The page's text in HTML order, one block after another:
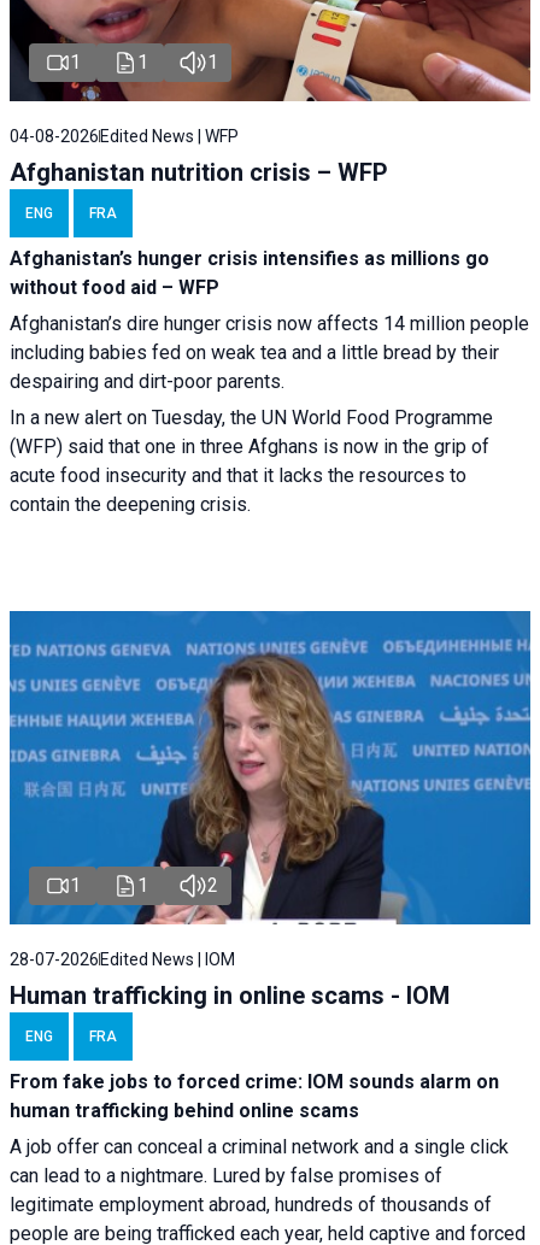
1 1 1
04-08-2026 Edited News | WFP
Afghanistan nutrition crisis – WFP
ENG FRA
Afghanistan’s hunger crisis intensifies as millions go
without food aid – WFP
Afghanistan’s dire hunger crisis now affects 14 million people
including babies fed on weak tea and a little bread by their
despairing and dirt-poor parents.
In a new alert on Tuesday, the UN World Food Programme
(WFP) said that one in three Afghans is now in the grip of
acute food insecurity and that it lacks the resources to
contain the deepening crisis.
1 1 2
28-07-2026Edited News | IOM
Human trafficking in online scams - IOM
ENG FRA
From fake jobs to forced crime: IOM sounds alarm on
human trafficking behind online scams
A job offer can conceal a criminal network and a single click
can lead to a nightmare. Lured by false promises of
legitimate employment abroad, hundreds of thousands of
people are being trafficked each year, held captive and forced